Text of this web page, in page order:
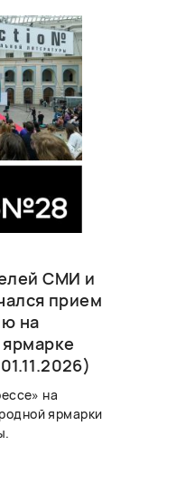
СМИ и
прием
на
на
ярмарки